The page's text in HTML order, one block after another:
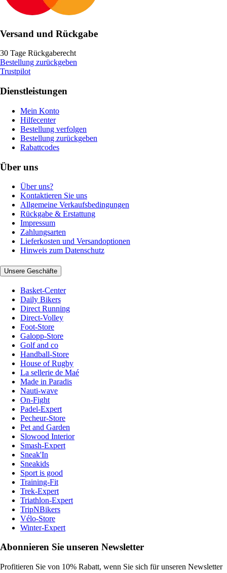
Versand und Rückgabe
30 Tage Rückgaberecht
Bestellung zurückgeben
Trustpilot
Dienstleistungen
Mein Konto
Hilfecenter
Bestellung verfolgen
Bestellung zurückgeben
Rabattcodes
Über uns
Über uns?
Kontaktieren Sie uns
Allgemeine Verkaufsbedingungen
Rückgabe & Erstattung
Impressum
Zahlungsarten
Lieferkosten und Versandoptionen
Hinweis zum Datenschutz
Unsere Geschäfte
Basket-Center
Daily Bikers
Direct Running
Direct-Volley
Foot-Store
Galopp-Store
Golf and co
Handball-Store
House of Rugby
La sellerie de Maé
Made in Paradis
Nauti-wave
On-Fight
Padel-Expert
Pecheur-Store
Pet and Garden
Slowood Interior
Smash-Expert
Sneak'In
Sneakids
Sport is good
Training-Fit
Trek-Expert
Triathlon-Expert
TripNBikers
Vélo-Store
Winter-Expert
Abonnieren Sie unseren Newsletter
Profitieren Sie von 10% Rabatt, wenn Sie sich für unseren Newsletter